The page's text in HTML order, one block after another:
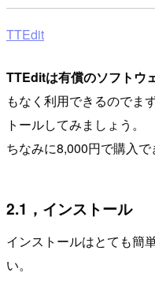
TTEdit
TTEditは有償のソフトウ
もなく利用できるのでま
トールしてみましょう。
ちなみに8,000円で購入で
2.1，インストール
インストールはとても簡
い。